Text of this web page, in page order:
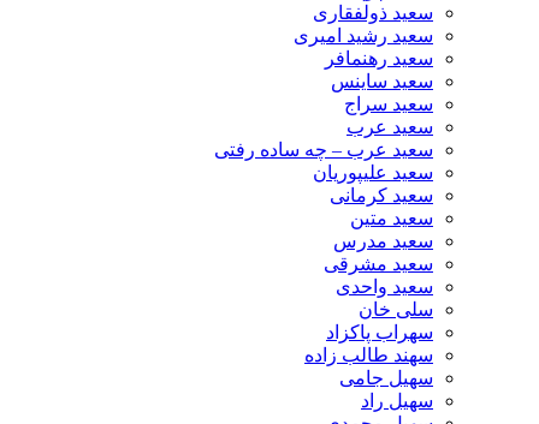
سعید ذولفقاری
سعید رشید امیری
سعید رهنمافر
سعید ساینس
سعید سراج
سعید عرب
سعید عرب – چه ساده رفتی
سعید علیپوریان
سعید کرمانی
سعید متین
سعید مدرس
سعید مشرقی
سعید واحدی
سلی خان
سهراب پاکزاد
سهند طالب زاده
سهیل جامی
سهیل راد